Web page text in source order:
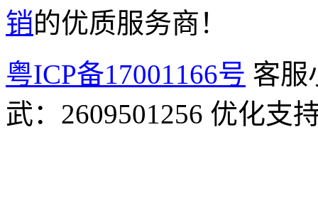
销的优质服务商！
粤ICP备17001166号 客服
武：2609501256 优化支